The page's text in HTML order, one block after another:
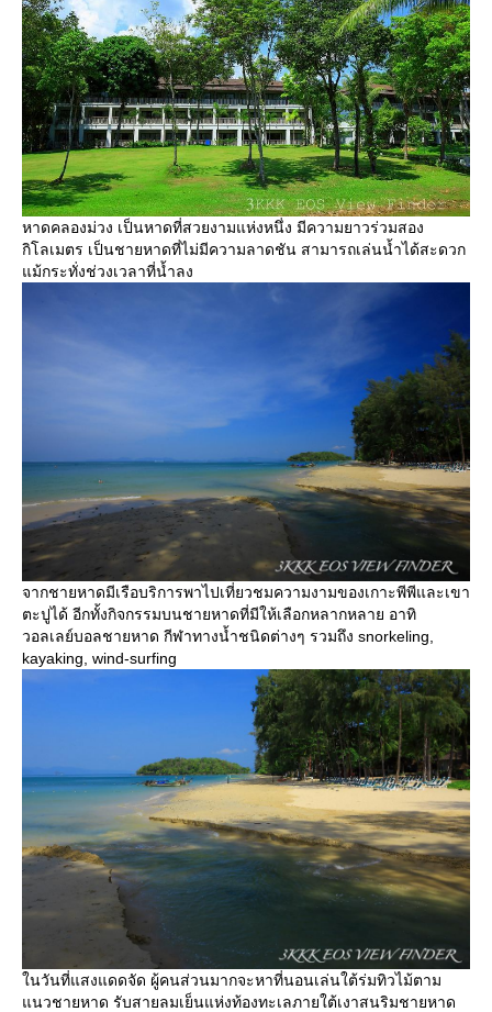
หาดคลองม่วง เป็นหาดที่สวยงามแห่งหนึ่ง มีความยาวร่วมสอง
กิโลเมตร เป็นชายหาดที่ไม่มีความลาดชัน สามารถเล่นน้ำได้สะดวก
ม้กระทั่งช่วงเวลาที่น้ำลง
จากชายหาดมีเรือบริการพาไปเที่ยวชมความงามของเกาะพีพีและเขา
ตะปูได้ อีกทั้งกิจกรรมบนชายหาดที่มีให้เลือกหลากหลาย อาทิ
วอลเลย์บอลชายหาด กีฬาทางน้ำชนิดต่างๆ รวมถึง snorkeling,
kayaking, wind-surfing
นวันที่แสงแดดจัด ผู้คนส่วนมากจะหาที่นอนเล่นใต้ร่มทิวไม้ตาม
นวชายหาด รับสายลมเย็นแห่งท้องทะเลภายใต้เงาสนริมชายหาด